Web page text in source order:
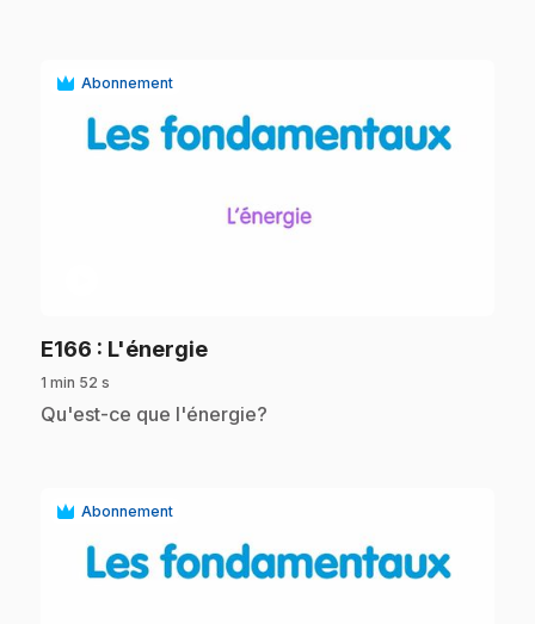
Abonnement
E166 : L'énergie.
1 min 52 s
.Qu'est-ce que l'énergie?
Abonnement